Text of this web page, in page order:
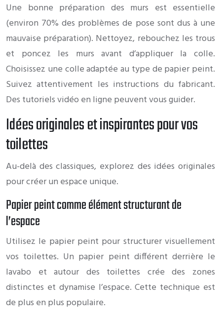
Une bonne préparation des murs est essentielle
(environ 70% des problèmes de pose sont dus à une
mauvaise préparation). Nettoyez, rebouchez les trous
et poncez les murs avant d’appliquer la colle.
Choisissez une colle adaptée au type de papier peint.
Suivez attentivement les instructions du fabricant.
Des tutoriels vidéo en ligne peuvent vous guider.
Idées originales et inspirantes pour vos
toilettes
Au-delà des classiques, explorez des idées originales
pour créer un espace unique.
Papier peint comme élément structurant de
l’espace
Utilisez le papier peint pour structurer visuellement
vos toilettes. Un papier peint différent derrière le
lavabo et autour des toilettes crée des zones
distinctes et dynamise l’espace. Cette technique est
de plus en plus populaire.